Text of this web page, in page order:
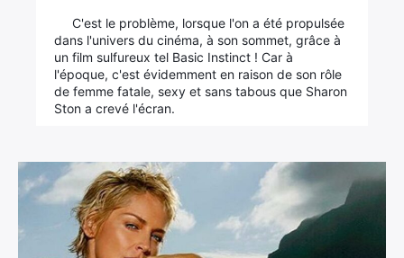
C'est le problème, lorsque l'on a été propulsée
dans l'univers du cinéma, à son sommet, grâce à
un film sulfureux tel Basic Instinct ! Car à
l'époque, c'est évidemment en raison de son rôle
de femme fatale, sexy et sans tabous que Sharon
Ston a crevé l'écran.